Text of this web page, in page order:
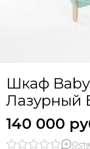
Cybex
Doona
Drema BabyDou
Ducle
Ellipse
Шкаф
Лазурный
140 000